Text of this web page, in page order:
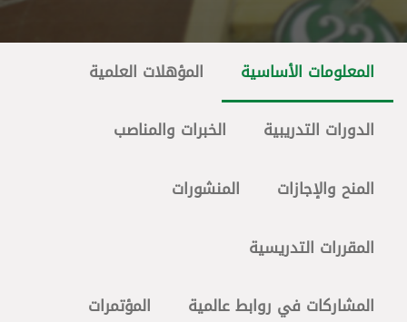
المعلومات الأساسية المؤهلات العلمية
الدورات التدريبية الخبرات والمناصب
المنح والإجازات المنشورات
المقررات التدريسية
المشاركات في روابط عالمية المؤتمرات